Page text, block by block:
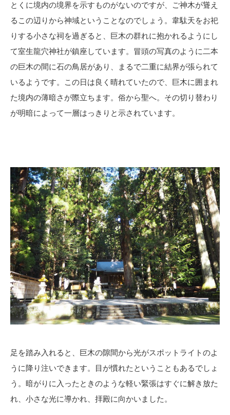
とくに境内の境界を示すものがないのですが、ご神木が聳え
るこの辺りから神域ということなのでしょう。韋駄天をお祀
りする小さな祠を過ぎると、巨木の群れに抱かれるようにし
て室生龍穴神社が鎮座しています。冒頭の写真のように二本
の巨木の間に石の鳥居があり、まるで二重に結界が張られて
いるようです。この日は良く晴れていたので、巨木に囲まれ
た境内の薄暗さが際立ちます。俗から聖へ。その切り替わり
が明暗によって一層はっきりと示されています。
足を踏み入れると、巨木の隙間から光がスポットライトのよ
うに降り注いできます。目が慣れたということもあるでしょ
う。暗がりに入ったときのような軽い緊張はすぐに解き放た
れ、小さな光に導かれ、拝殿に向かいました。